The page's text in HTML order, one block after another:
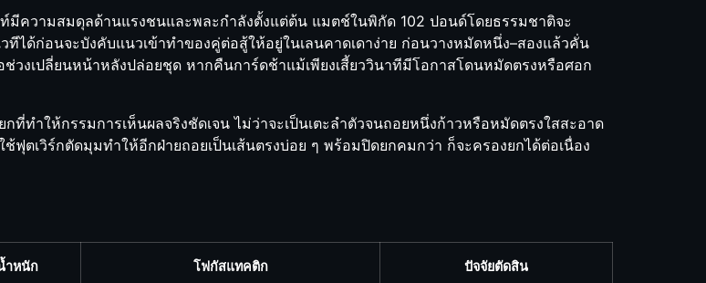
มีความสมดุลด้านแรงชนและพละกำลังตั้งแต่ต้น แมตช์ในพิกัด 102 ปอนด์โดยธรรมชาติจะ
ทีได้ก่อนจะบังคับแนวเข้าทำของคู่ต่อสู้ให้อยู่ในเลนคาดเดาง่าย ก่อนวางหมัดหนึ่ง–สองแล้วคั่น
วงเปลี่ยนหน้าหลังปล่อยชุด หากคืนการ์ดช้าแม้เพียงเสี้ยววินาทีมีโอกาสโดนหมัดตรงหรือศอก
ำให้กรรมการเห็นผลจริงชัดเจน ไม่ว่าจะเป็นเตะลำตัวจนถอยหนึ่งก้าวหรือหมัดตรงใสสะอาด
ฟุตเวิร์กตัดมุมทำให้อีกฝ่ายถอยเป็นเส้นตรงบ่อย ๆ พร้อมปิดยกคมกว่า ก็จะครองยกได้ต่อเนื่อง
ำหนัก โฟกัสแทคติก ปัจจัยตัดสิน